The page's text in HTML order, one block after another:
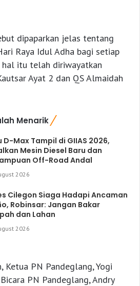
dipaparkan jelas tentang
Raya Idul Adha bagi setiap
hal itu telah diriwayatkan
Ayat 2 dan QS Almaidah
Menarik
D-Max Tampil di GIIAS 2026,
Mesin Diesel Baru dan
Off-Road Andal
2026
Cilegon Siaga Hadapi Ancaman
Robinsar: Jangan Bakar
dan Lahan
2026
Ketua PN Pandeglang, Yogi
PN Pandeglang, Andry